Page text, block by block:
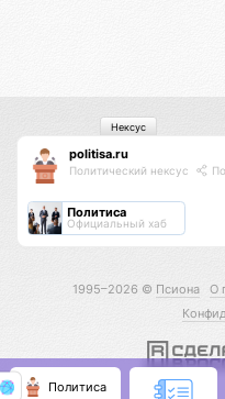
politisa.ru
Политический нексус
Политиса
Официальный хаб
Нексус
1995–2026 © Псиона О
Политиса